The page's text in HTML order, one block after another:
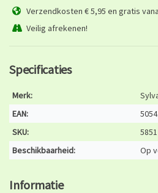
Verzendkosten € 5,95 en gratis
Veilig afrekenen!
Specificaties
Merk:
EAN:
SKU:
5851
Beschikbaarheid:
Op
Informatie